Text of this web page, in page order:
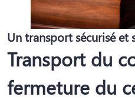
Un transport sécurisé et
Transport du
fermeture du